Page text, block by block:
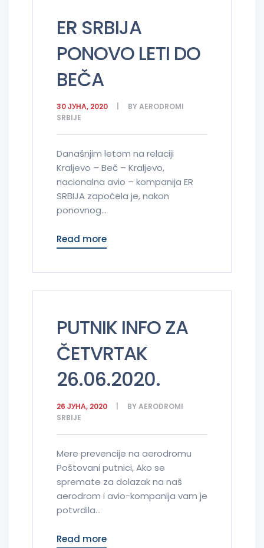
ER SRBIJA
PONOVO LETI DO
BEČA
30 ЈУНА, 2020 BYAERODROMI
SRBIJE
Današnjim letom na relaciji
Kraljevo – Beč – Kraljevo,
nacionalna avio – kompanija ER
SRBIJA započela je, nakon
ponovnog...
Read more
PUTNIK INFO ZA
ČETVRTAK
26.06.2020.
26 ЈУНА, 2020 BYAERODROMI
SRBIJE
Mere prevencije na aerodromu
Poštovani putnici, Ako se
spremate za dolazak na naš
aerodrom i avio-kompanija vam je
potvrdila...
Read more